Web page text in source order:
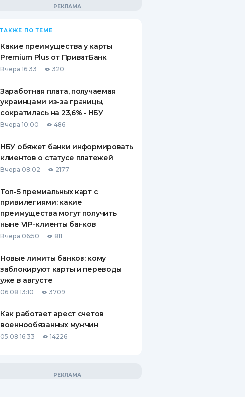
ТАКЖЕ ПО ТЕМЕ
Какие преимущества у карты
Premium Plus от ПриватБанк
Вчера 16:33 320
Заработная плата, получаемая
украинцами из-за границы,
сократилась на 23,6% - НБУ
Вчера 10:00 486
НБУ обяжет банки информировать
клиентов о статусе платежей
Вчера 08:02 2177
Топ-5 премиальных карт с
привилегиями: какие
преимущества могут получить
ныне VIP-клиенты банков
Вчера 06:50 811
Новые лимиты банков: кому
заблокируют карты и переводы
уже в августе
06.08 13:10 3709
Как работает арест счетов
военнообязанных мужчин
05.08 16:33 14226